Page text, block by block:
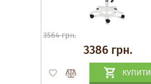
3564 грн.
3386 грн.
КУПИТИ